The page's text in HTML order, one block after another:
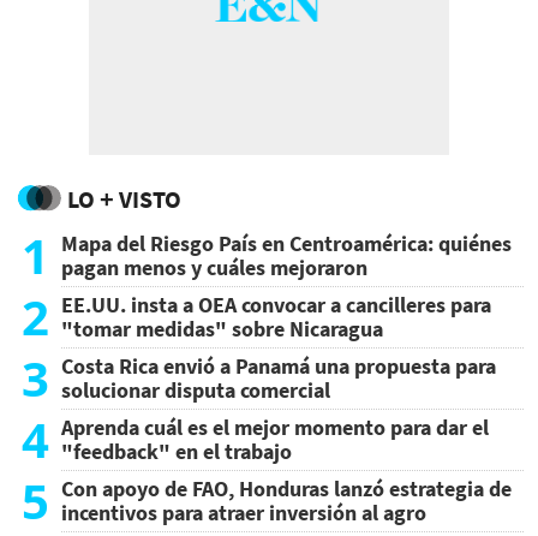
LO + VISTO
1
Mapa del Riesgo País en Centroamérica: quiénes
pagan menos y cuáles mejoraron
2 EE.UU. insta a OEA convocar a cancilleres para
"tomar medidas" sobre Nicaragua
3 Costa Rica envió a Panamá una propuesta para
solucionar disputa comercial
4 Aprenda cuál es el mejor momento para dar el
"feedback" en el trabajo
5 Con apoyo de FAO, Honduras lanzó estrategia de
incentivos para atraer inversión al agro